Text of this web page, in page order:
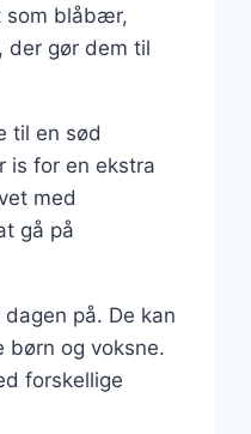
som blåbær,
der gør dem til
til en sød
is for en ekstra
med
gå på
på. De kan
børn og voksne.
forskellige